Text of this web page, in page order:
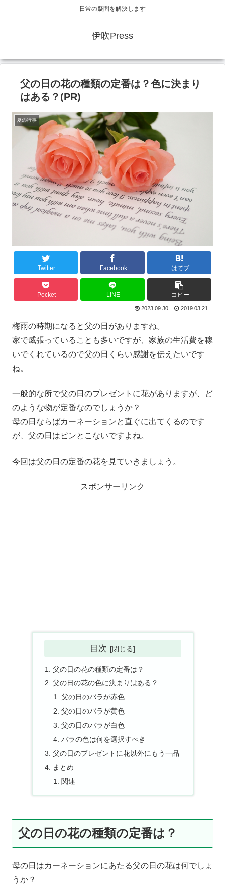
日常の疑問を解決します
伊吹Press
父の日の花の種類の定番は？色に決まり
はある？(PR)
夏の行事
Twitter Facebook はてブ
Pocket LINE コピー
2023.09.30 2019.03.21
梅雨の時期になると父の日がありますね。
家で威張っていることも多いですが、家族の生活費を稼
いでくれているので父の日くらい感謝を伝えたいです
ね。
一般的な所で父の日のプレゼントに花がありますが、ど
のような物が定番なのでしょうか？
母の日ならばカーネーションと直ぐに出てくるのです
が、父の日はピンとこないですよね。
今回は父の日の定番の花を見ていきましょう。
スポンサーリンク
目次
父の日の花の種類の定番は？
父の日の花の色に決まりはある？
父の日のバラが赤色
父の日のバラが黄色
父の日のバラが白色
バラの色は何を選択すべき
父の日のプレゼントに花以外にもう一品
まとめ
関連
父の日の花の種類の定番は？
母の日はカーネーションにあたる父の日の花は何でしょ
うか？